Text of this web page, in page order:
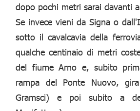
dopo pochi metri sarai davanti
Se invece vieni da Signa o
sotto il cavalcavia della
qualche centinaio di metri
del fiume Arno e, subito
rampa del Ponte Nuovo,
Gramsci) e poi subito a